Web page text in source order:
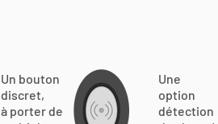
Un bouton
discret,
à porter de
Une
option
détection